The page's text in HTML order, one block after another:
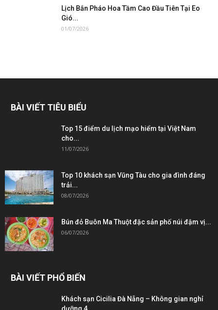
Lịch Bắn Pháo Hoa Tầm Cao Đầu Tiên Tại Eo
Gió...
01/07/2026
BÀI VIẾT TIÊU BIỂU
Top 15 điểm du lịch mạo hiểm tại Việt Nam
cho...
11/07/2026
Top 10 khách sạn Vũng Tàu cho gia đình đáng
trải...
08/07/2026
Bún đỏ Buôn Ma Thuột đặc sản phố núi đậm vị...
06/07/2026
BÀI VIẾT PHỔ BIẾN
Khách sạn Cicilia Đà Nẵng – Không gian nghỉ